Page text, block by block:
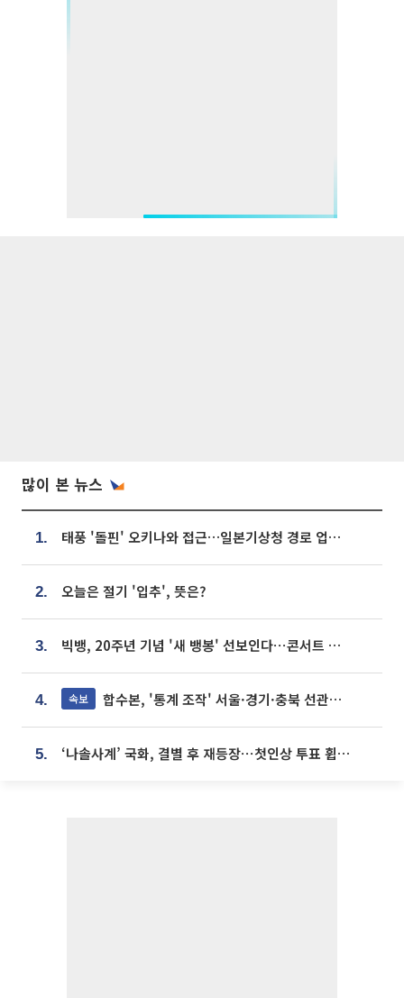
많이 본 뉴스
1. 태풍 '돌핀' 오키나와 접근…일본기상청 경로 업데이트
2. 오늘은 절기 '입추', 뜻은?
3. 빅뱅, 20주년 기념 '새 뱅봉' 선보인다⋯콘서트 앞두고 팝업 개최
4. 속보 합수본, '통계 조작' 서울·경기·충북 선관위 등 추가 압수수색
5. ‘나솔사계’ 국화, 결별 후 재등장⋯첫인상 투표 휩쓸고 ‘인기녀’ 등극